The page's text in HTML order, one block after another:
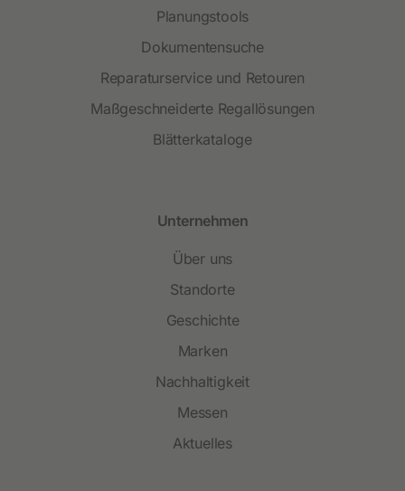
Planungstools
Dokumentensuche
Reparaturservice und Retouren
Maßgeschneiderte Regallösungen
Blätterkataloge
Unternehmen
Über uns
Standorte
Geschichte
Marken
Nachhaltigkeit
Messen
Aktuelles